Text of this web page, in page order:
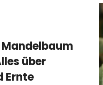
über
Ernte